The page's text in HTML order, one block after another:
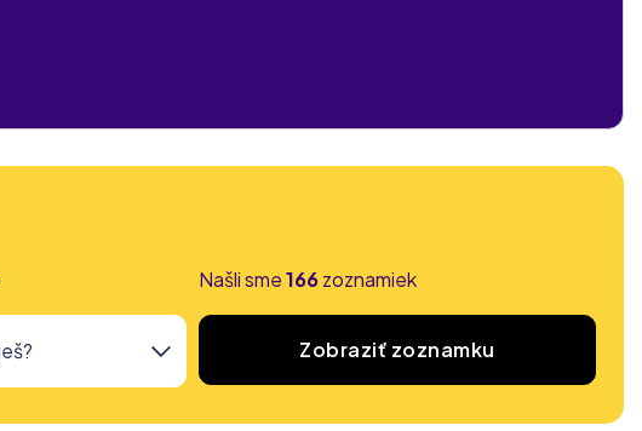
Našli sme166zoznamiek
Zobraziť zoznamku